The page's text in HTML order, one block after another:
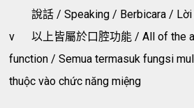
說話 / Speaking / Berbicara / Lời
v
以上皆屬於口腔功能 / All of the
function / Semua termasuk fungsi
thuộc vào chức năng miệng